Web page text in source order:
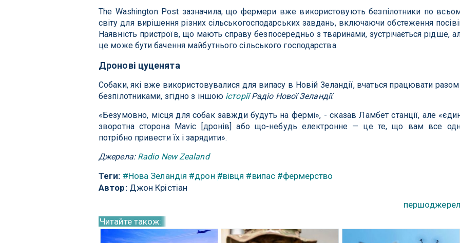
The Washington Post зазначила, що фермери вже використовують безпілотники по
світу для вирішення різних сільськогосподарських завдань, включаючи обстеження
Наявність пристроїв, що мають справу безпосередньо з тваринами, зустрічається рідше,
це може бути бачення майбутнього сільського господарства.
Дронові цуценята
Собаки, які вже використовувалися для випасу в Новій Зеландії, вчаться працювати
безпілотниками, згідно з іншою історії Радіо Нової Зеландії.
«Безумовно, місця для собак завжди будуть на фермі», - сказав Ламбет станції, але
зворотна сторона Mavic [дронів] або що-небудь електронне — це те, що вам все
потрібно привести їх і зарядити».
Джерела: Radio New Zealand
Теги: #Нова Зеландія #дрон #вівця #випас #фермерство
Автор:Джон Крістіан
Читайте також: